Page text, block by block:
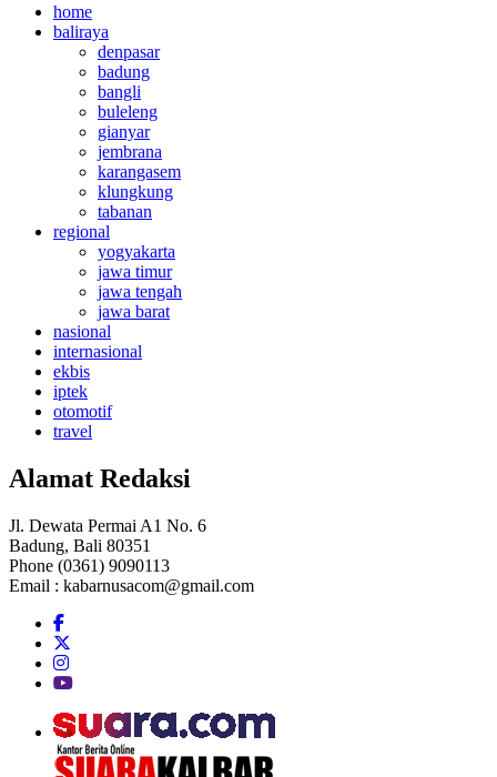
home
baliraya
denpasar
badung
bangli
buleleng
gianyar
jembrana
karangasem
klungkung
tabanan
regional
yogyakarta
jawa timur
jawa tengah
jawa barat
nasional
internasional
ekbis
iptek
otomotif
travel
Alamat Redaksi
Jl. Dewata Permai A1 No. 6
Badung, Bali 80351
Phone (0361) 9090113
Email : kabarnusacom@gmail.com